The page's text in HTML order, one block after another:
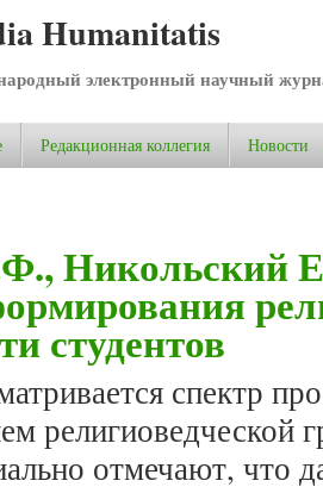
Humanitatis
электронный научный
Редакционная коллегия Новости
Никольский
студентов
спектр
религиоведческой
отмечают, что